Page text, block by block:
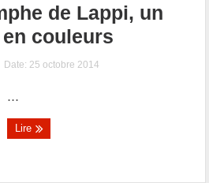
de Lappi, un
couleurs
Date: 25 octobre 2014
...
Lire